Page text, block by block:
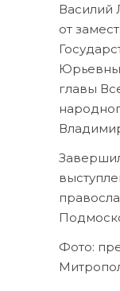
Василий
от
Юрьевны
главы
Фото: